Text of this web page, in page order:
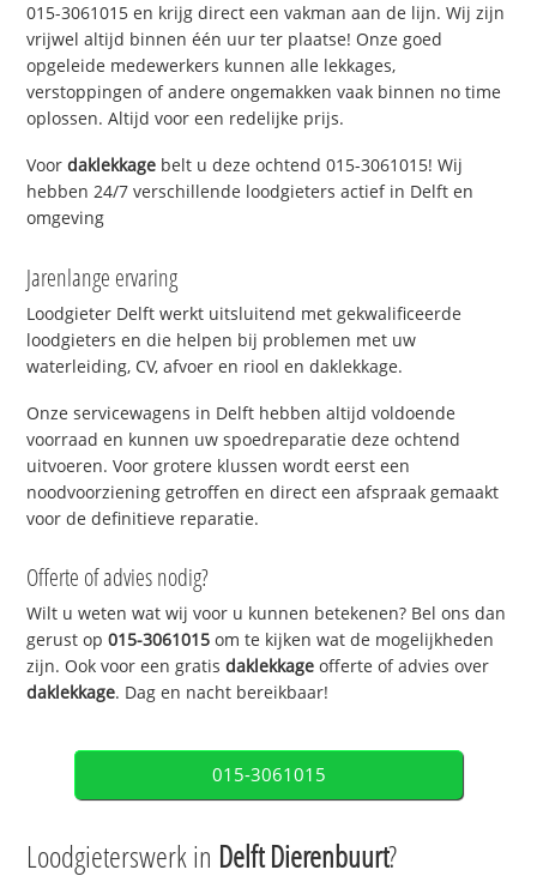
015-3061015 en krijg direct een vakman aan de lijn. Wij zijn
vrijwel altijd binnen één uur ter plaatse! Onze goed
opgeleide medewerkers kunnen alle lekkages,
verstoppingen of andere ongemakken vaak binnen no time
oplossen. Altijd voor een redelijke prijs.
Voordaklekkage belt u deze ochtend 015-3061015! Wij
hebben 24/7 verschillende loodgieters actief in Delft en
omgeving
Jarenlange ervaring
Loodgieter Delft werkt uitsluitend met gekwalificeerde
loodgieters en die helpen bij problemen met uw
waterleiding, CV, afvoer en riool en daklekkage.
Onze servicewagens in Delft hebben altijd voldoende
voorraad en kunnen uw spoedreparatie deze ochtend
uitvoeren. Voor grotere klussen wordt eerst een
noodvoorziening getroffen en direct een afspraak gemaakt
voor de definitieve reparatie.
Offerte of advies nodig?
Wilt u weten wat wij voor u kunnen betekenen? Bel ons dan
gerust op015-3061015 om te kijken wat de mogelijkheden
zijn. Ook voor een gratisdaklekkage offerte of advies over
daklekkage. Dag en nacht bereikbaar!
015-3061015
Loodgieterswerk in Delft Dierenbuurt?